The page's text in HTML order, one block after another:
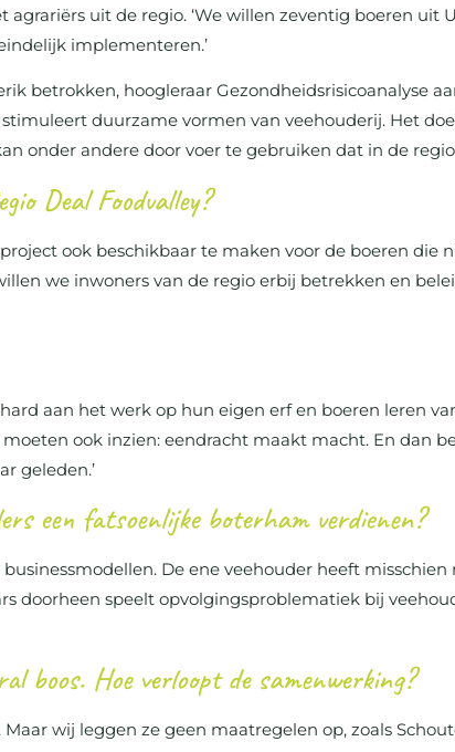
uit de regio. ‘We willen zeventig boeren
implementeren.’
betrokken, hoogleraar Gezondheidsrisicoanalyse
duurzame vormen van veehouderij. Het
onder andere door voer te gebruiken dat in de
Deal Foodvalley?
ook beschikbaar te maken voor de boeren die
we inwoners van de regio erbij betrekken en
aan het werk op hun eigen erf en boeren leren
ook inzien: eendracht maakt macht. En dan
geleden.’
een fatsoenlijke boterham verdienen?
businessmodellen. De ene veehouder heeft
doorheen speelt opvolgingsproblematiek bij
boos. Hoe verloopt de samenwerking?
Maar wij leggen ze geen maatregelen op, zoals